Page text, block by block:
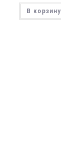
В корзину